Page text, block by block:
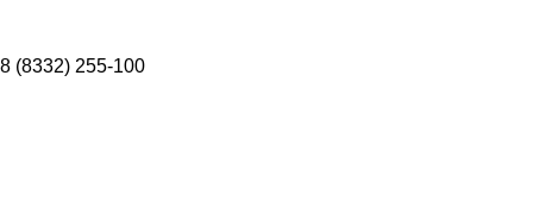
8 (8332) 255-100